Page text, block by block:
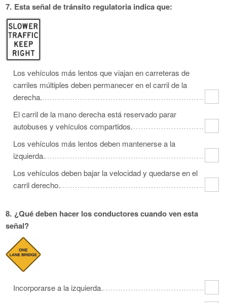
7. Esta señal de tránsito regulatoria indica que:
Los vehículos más lentos que viajan en carreteras de
carriles múltiples deben permanecer en el carril de la
derecha.
El carril de la mano derecha está reservado parar
autobuses y vehículos compartidos.
Los vehículos más lentos deben mantenerse a la
izquierda.
Los vehículos deben bajar la velocidad y quedarse en el
carril derecho.
8. ¿Qué deben hacer los conductores cuando ven esta
señal?
Incorporarse a la izquierda.